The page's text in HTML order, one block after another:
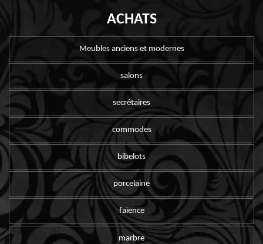
ACHATS
Meubles anciens et modernes
salons
secrétaires
commodes
bibelots
porcelaine
faïence
marbre